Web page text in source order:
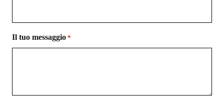
Il tuo messaggio *